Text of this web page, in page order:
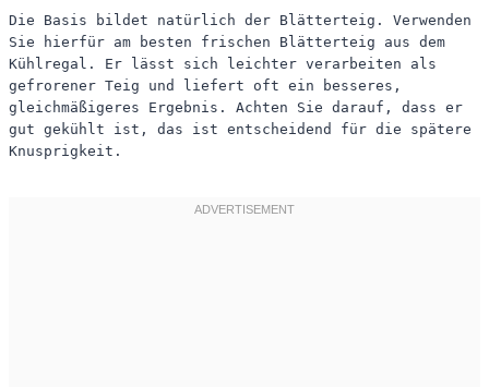
Die Basis bildet natürlich der Blätterteig. Verwenden
Sie hierfür am besten frischen Blätterteig aus dem
Kühlregal. Er lässt sich leichter verarbeiten als
gefrorener Teig und liefert oft ein besseres,
gleichmäßigeres Ergebnis. Achten Sie darauf, dass er
gut gekühlt ist, das ist entscheidend für die spätere
Knusprigkeit.